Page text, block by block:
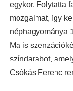
egykor. Folytatta
mozgalmat, így
néphagyománya
Ma is
színdarabot,
Csókás Ferenc